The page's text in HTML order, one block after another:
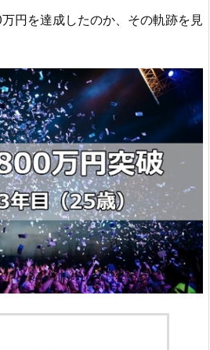
円を達成したのか、その軌跡を見